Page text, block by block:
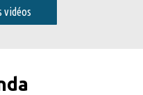
vidéos